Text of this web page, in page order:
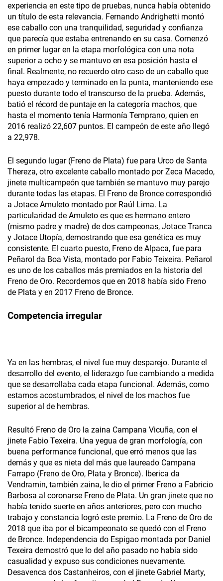
experiencia en este tipo de pruebas, nunca había obtenido
un título de esta relevancia. Fernando Andrighetti montó
ese caballo con una tranquilidad, seguridad y confianza
que parecía que estaba entrenando en su casa. Comenzó
en primer lugar en la etapa morfológica con una nota
superior a ocho y se mantuvo en esa posición hasta el
final. Realmente, no recuerdo otro caso de un caballo que
haya empezado y terminado en la punta, manteniendo ese
puesto durante todo el transcurso de la prueba. Además,
batió el récord de puntaje en la categoría machos, que
hasta el momento tenía Harmonía Temprano, quien en
2016 realizó 22,607 puntos. El campeón de este año llegó
a 22,978.
El segundo lugar (Freno de Plata) fue para Urco de Santa
Thereza, otro excelente caballo montado por Zeca Macedo,
jinete multicampeón que también se mantuvo muy parejo
durante todas las etapas. El Freno de Bronce correspondió
a Jotace Amuleto montado por Raúl Lima. La
particularidad de Amuleto es que es hermano entero
(mismo padre y madre) de dos campeonas, Jotace Tranca
y Jotace Utopía, demostrando que esa genética es muy
consistente. El cuarto puesto, Freno de Alpaca, fue para
Peñarol da Boa Vista, montado por Fabio Teixeira. Peñarol
es uno de los caballos más premiados en la historia del
Freno de Oro. Recordemos que en 2018 había sido Freno
de Plata y en 2017 Freno de Bronce.
Competencia irregular
Ya en las hembras, el nivel fue muy desparejo. Durante el
desarrollo del evento, el liderazgo fue cambiando a medida
que se desarrollaba cada etapa funcional. Además, como
estamos acostumbrados, el nivel de los machos fue
superior al de hembras.
Resultó Freno de Oro la zaina Campana Vicuña, con el
jinete Fabio Texeira. Una yegua de gran morfología, con
buena performance funcional, que erró menos que las
demás y que es nieta del más que laureado Campana
Farrapo (Freno de Oro, Plata y Bronce). Iberica da
Vendramin, también zaina, le dio el primer Freno a Fabricio
Barbosa al coronarse Freno de Plata. Un gran jinete que no
había tenido suerte en años anteriores, pero con mucho
trabajo y constancia logró este premio. La Freno de Oro de
2018 que iba por el bicampeonato se quedó con el Freno
de Bronce. Independencia do Espigao montada por Daniel
Texeira demostró que lo del año pasado no había sido
casualidad y expuso sus condiciones nuevamente.
Desavenca dos Castanheiros, con el jinete Gabriel Marty,